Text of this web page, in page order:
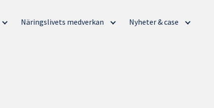
Näringslivets medverkan Nyheter & case